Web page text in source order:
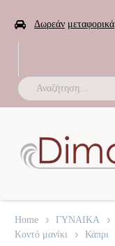
 Δωρεάν μεταφορικά
Home ΓΥΝΑΙΚΑ
Κοντό μανίκι
Κάπρι